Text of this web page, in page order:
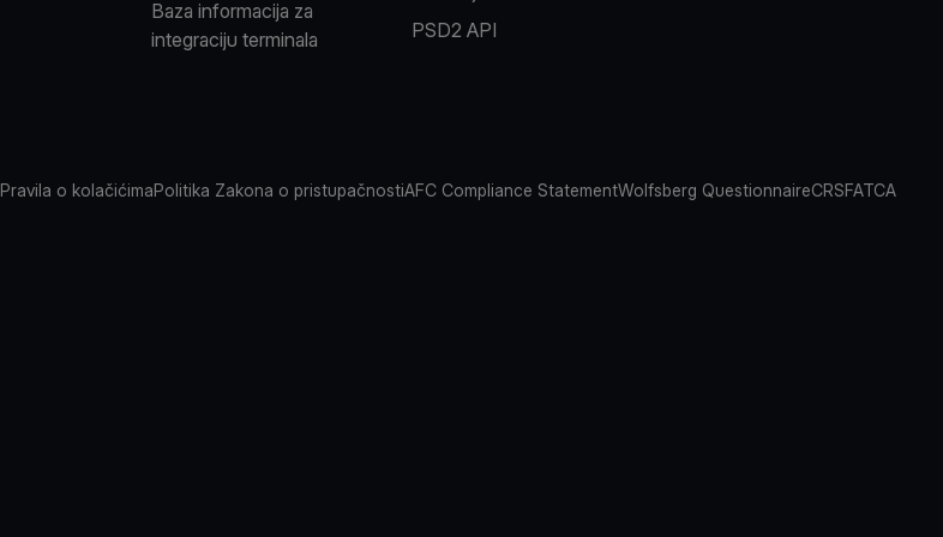
Baza informacija za
integraciju terminala
PSD2 API
Pravila o kolačićimaPolitika Zakona o pristupačnostiAFC Compliance StatementWolfsberg QuestionnaireCRSFATCA